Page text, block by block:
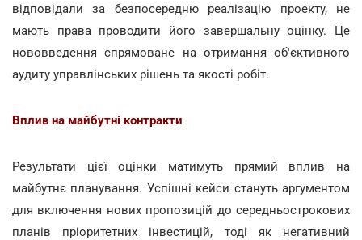
відповідали за безпосередню реалізацію проекту, не
мають права проводити його завершальну оцінку. Це
нововведення спрямоване на отримання об'єктивного
аудиту управлінських рішень та якості робіт.
Вплив на майбутні контракти
Результати цієї оцінки матимуть прямий вплив на
майбутнє планування. Успішні кейси стануть аргументом
для включення нових пропозицій до середньострокових
планів пріоритетних інвестицій, тоді як негативний